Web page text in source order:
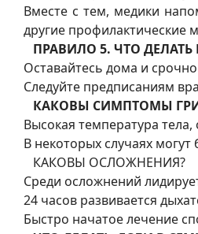
Вместе с тем, медики
другие профилактические
ПРАВИЛО 5. ЧТО
Оставайтесь дома и
Следуйте предписаниям
КАКОВЫ СИМПТОМЫ
Высокая температура
В некоторых случаях
КАКОВЫ ОСЛОЖНЕНИЯ?
Среди осложнений
24 часов развивается
Быстро начатое лечение